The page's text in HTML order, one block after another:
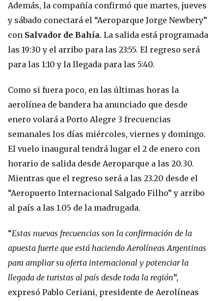
Además, la compañía confirmó que martes, jueves
y sábado conectará el “Aeroparque Jorge Newbery”
con Salvador de Bahía. La salida está programada
las 19:30 y el arribo para las 23:55. El regreso será
para las 1:10 y la llegada para las 5:40.
Como si fuera poco, en las últimas horas la
aerolínea de bandera ha anunciado que desde
enero volará a Porto Alegre 3 frecuencias
semanales los días miércoles, viernes y domingo.
El vuelo inaugural tendrá lugar el 2 de enero con
horario de salida desde Aeroparque a las 20.30.
Mientras que el regreso será a las 23.20 desde el
“Aeropuerto Internacional Salgado Filho” y arribo
al país a las 1.05 de la madrugada.
“Estas nuevas frecuencias son la confirmación de la
apuesta fuerte que está haciendo Aerolíneas Argentinas
para ampliar su oferta internacional y potenciar la
llegada de turistas al país desde toda la región”,
expresó Pablo Ceriani, presidente de Aerolíneas